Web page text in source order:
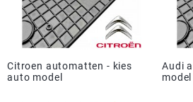
Citroen automatten - kies
auto model
Audi
model